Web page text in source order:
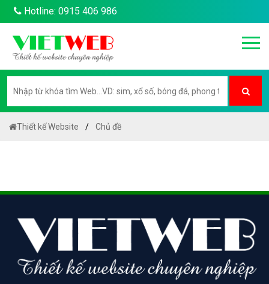
Hotline: 0915 406 986
Thiết kế Website Chủ đề